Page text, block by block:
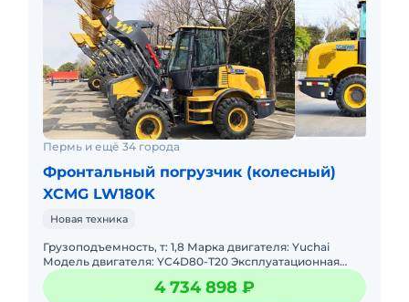
Пермь и ещё 34 города
Фронтальный погрузчик (колесный)
XCMG LW180K
Новая техника
Грузоподъемность, т: 1,8 Марка двигателя: Yuchai
Модель двигателя: YC4D80-T20 Эксплуатационная
масса, т: 6,2 Объем ковша, м: 1,0 Макс. высота
разгрузки, м:
4 734 898 ₽